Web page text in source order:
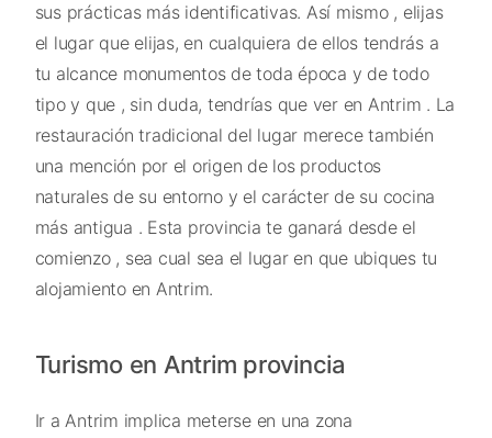
sus prácticas más identificativas. Así mismo , elijas
el lugar que elijas, en cualquiera de ellos tendrás a
tu alcance monumentos de toda época y de todo
tipo y que , sin duda, tendrías que ver en Antrim . La
restauración tradicional del lugar merece también
una mención por el origen de los productos
naturales de su entorno y el carácter de su cocina
más antigua . Esta provincia te ganará desde el
comienzo , sea cual sea el lugar en que ubiques tu
alojamiento en Antrim.
Turismo en Antrim provincia
Ir a Antrim implica meterse en una zona